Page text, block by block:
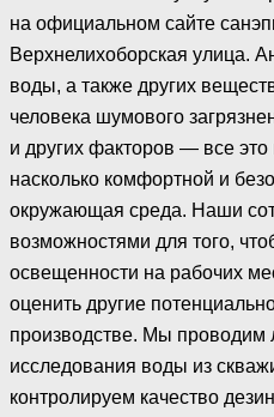
на официальном сайте
Верхнелихоборская улица.
воды, а также других
человека шумового
и других факторов — все это
насколько комфортной и
окружающая среда. Наши
возможностями для того,
освещенности на рабочих
оценить другие
производстве. Мы проводим
исследования воды из
контролируем качество